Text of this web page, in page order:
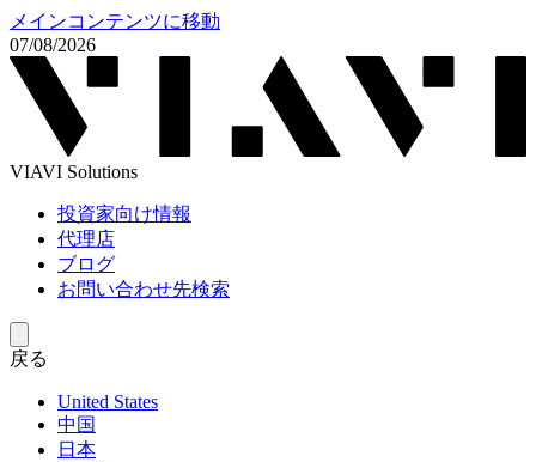
メインコンテンツに移動
07/08/2026
VIAVI Solutions
投資家向け情報
代理店
ブログ
お問い合わせ先検索
戻る
United States
中国
日本